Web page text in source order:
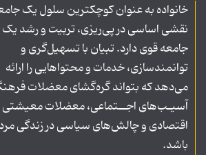
خانواده به عنوان کوچکترین سلول یک
نقشی اساسی در پی‌ریزی، تربیت و رشد یک
جامعه قوی دارد. تبیان با تسهیل‌گری و
توانمندسازی، خدمات و محتواهایی را ارائه
می‌دهد که بتواند گره‌گشای معضلات
آسیـب‌های اجــتماعی، معضلات معیشتی
اقتصادی و چالش‌های سیاسی در زندگی
باشد.